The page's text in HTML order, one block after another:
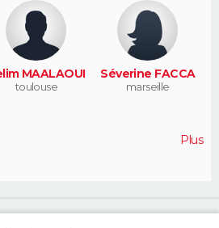
MAALAOUI
toulouse
Séverine FACCA
marseille
Plus